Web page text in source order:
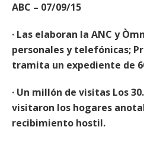
ABC – 07/09/15
· Las elaboran la ANC y
personales y telefónicas;
tramita un expediente de
· Un millón de visitas Los
visitaron los hogares
recibimiento hostil.